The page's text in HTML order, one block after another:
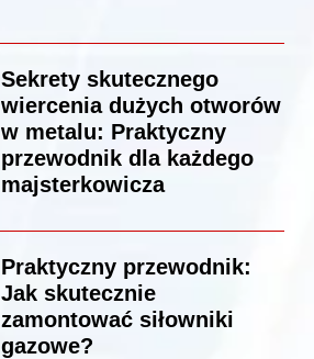
Sekrety skutecznego
wiercenia dużych otworów
w metalu: Praktyczny
przewodnik dla każdego
majsterkowicza
Praktyczny przewodnik:
Jak skutecznie
zamontować siłowniki
gazowe?